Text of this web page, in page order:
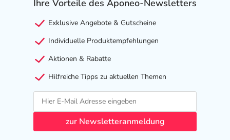
HYLO-VISION® HD Augentropfen sind zur Anwendung
bei Erwachsenen und Jugendlichen geeignet. Frauen in
Schwangerschaft und Stillzeit sowie Kleinkinder sollten
vor der Anwendung von HYLO-VISION® HD ihren
Augenarzt konsultieren.
HYLO-VISION® HD Augentropfen enthalten
Konservierungsmittel, das aufgrund seiner
antimikrobiellen Eigenschaften wirksam vor der
Kontamination der Lösung schützt und zugleich sehr
Ihre Vorteile des Aponeo-Newsletters
Exklusive Angebote & Gutscheine
Individuelle Produktempfehlungen
Aktionen & Rabatte
Hilfreiche Tipps zu aktuellen Themen
zur Newsletteranmeldung